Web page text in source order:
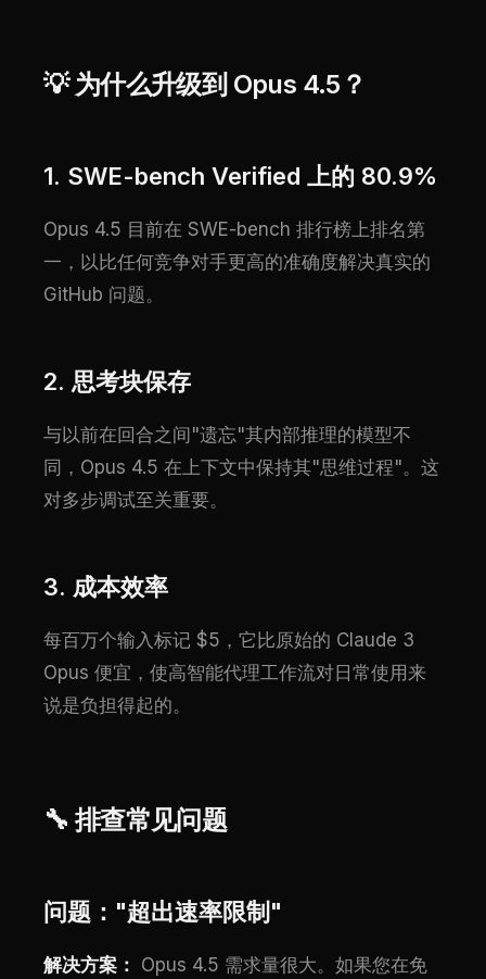
💡 为什么升级到 Opus 4.5？
1. SWE-bench Verified 上的 80.9%
Opus 4.5 目前在 SWE-bench 排行榜上排名第
一，以比任何竞争对手更高的准确度解决真实的
GitHub 问题。
2. 思考块保存
与以前在回合之间"遗忘"其内部推理的模型不
同，Opus 4.5 在上下文中保持其"思维过程"。这
对多步调试至关重要。
3. 成本效率
每百万个输入标记 $5，它比原始的 Claude 3
Opus 便宜，使高智能代理工作流对日常使用来
说是负担得起的。
🔧 排查常见问题
问题："超出速率限制"
解决方案： Opus 4.5 需求量很大。如果您在免